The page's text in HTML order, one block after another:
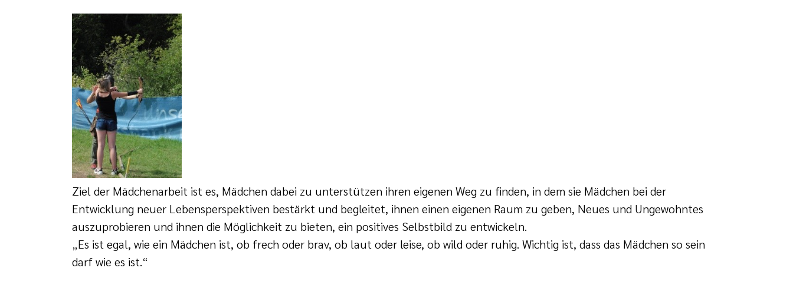
Ziel der Mädchenarbeit ist es, Mädchen dabei zu unterstützen ihren eigenen Weg zu finden, in dem sie Mädchen bei der
Entwicklung neuer Lebensperspektiven bestärkt und begleitet, ihnen einen eigenen Raum zu geben, Neues und Ungewohntes
auszuprobieren und ihnen die Möglichkeit zu bieten, ein positives Selbstbild zu entwickeln.
„Es ist egal, wie ein Mädchen ist, ob frech oder brav, ob laut oder leise, ob wild oder ruhig. Wichtig ist, dass das Mädchen so sein
darf wie es ist.“